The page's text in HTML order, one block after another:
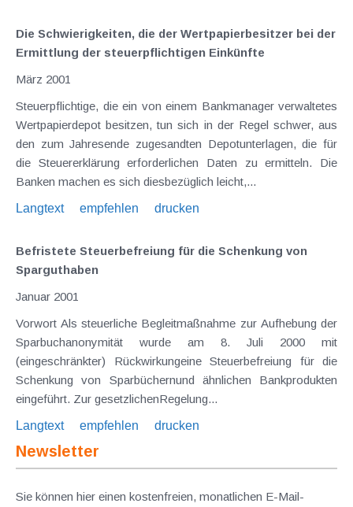
Die Schwierigkeiten, die der Wertpapierbesitzer bei der
Ermittlung der steuerpflichtigen Einkünfte
März 2001
Steuerpflichtige, die ein von einem Bankmanager verwaltetes
Wertpapierdepot besitzen, tun sich in der Regel schwer, aus
den zum Jahresende zugesandten Depotunterlagen, die für
die Steuererklärung erforderlichen Daten zu ermitteln. Die
Banken machen es sich diesbezüglich leicht,...
Langtext
empfehlen drucken
Befristete Steuerbefreiung für die Schenkung von
Sparguthaben
Januar 2001
Vorwort Als steuerliche Begleitmaßnahme zur Aufhebung der
Sparbuchanonymität wurde am 8. Juli 2000 mit
(eingeschränkter) Rückwirkungeine Steuerbefreiung für die
Schenkung von Sparbüchernund ähnlichen Bankprodukten
eingeführt. Zur gesetzlichenRegelung...
Langtext
empfehlen drucken
Newsletter
Sie können hier einen kostenfreien, monatlichen E-Mail-